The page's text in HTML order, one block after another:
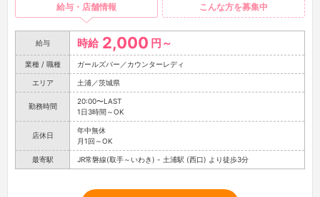
給与・店舗情報 こんな方を募集中
給与 時給 2,000 円～
業種 / 職種 ガールズバー／カウンターレディ
エリア 土浦／茨城県
勤務時間
20:00〜LAST
1日3時間～OK
店休日
年中無休
月1回～OK
最寄駅 JR常磐線(取手～いわき) - 土浦駅 (西口) より徒歩3分